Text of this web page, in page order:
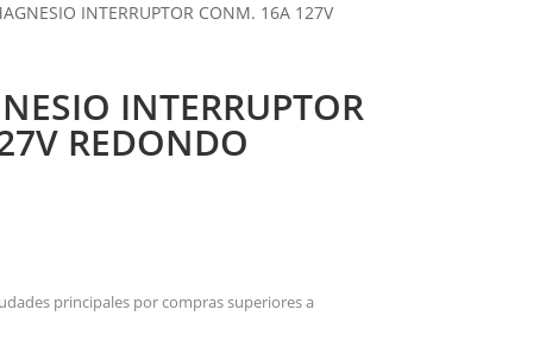
INTERRUPTOR CONM. 16A 127V
INTERRUPTOR
REDONDO
principales por compras superiores a